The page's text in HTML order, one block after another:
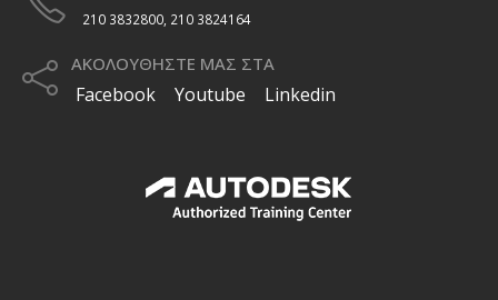
210 3832800, 210 3824164
ΑΚΟΛΟΥΘΗΣΤΕ ΜΑΣ ΣΤΑ
Facebook Youtube Linkedin